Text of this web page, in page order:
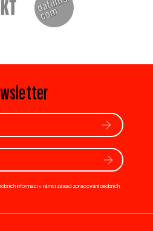
informací v rámci zásad zpracování osobních